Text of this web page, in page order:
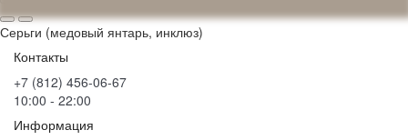
Серьги (медовый янтарь, инклюз)
Контакты
+7 (812) 456-06-67
10:00 - 22:00
Информация